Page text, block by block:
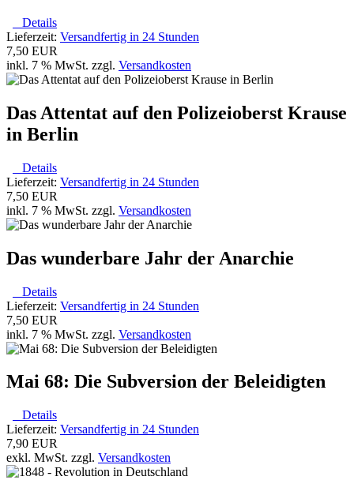
Details
Lieferzeit: Versandfertig in 24 Stunden
7,50 EUR
inkl. 7 % MwSt. zzgl. Versandkosten
Das Attentat auf den Polizeioberst Krause
in Berlin
Details
Lieferzeit: Versandfertig in 24 Stunden
7,50 EUR
inkl. 7 % MwSt. zzgl. Versandkosten
Das wunderbare Jahr der Anarchie
Details
Lieferzeit: Versandfertig in 24 Stunden
7,50 EUR
inkl. 7 % MwSt. zzgl. Versandkosten
Mai 68: Die Subversion der Beleidigten
Details
Lieferzeit: Versandfertig in 24 Stunden
7,90 EUR
exkl. MwSt. zzgl. Versandkosten